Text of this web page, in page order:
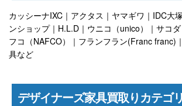
カッシーナIXC｜アクタス｜ヤマギワ｜IDC大
ンショップ｜H.L.D｜ウニコ（unico）｜サコ
フコ（NAFCO）｜フランフラン(Franc franc)
具など
デザイナーズ家具買取りカテゴリ